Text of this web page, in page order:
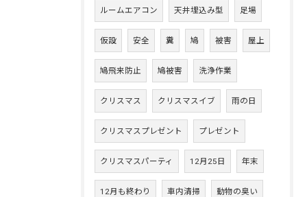
ルームエアコン 天井埋込み型 足場
仮設 安全 糞 鳩 被害 屋上
鳩飛来防止 鳩被害 洗浄作業
クリスマス クリスマスイブ 雨の日
クリスマスプレゼント プレゼント
クリスマスパーティ 12月25日 年末
12月も終わり 車内清掃 動物の臭い